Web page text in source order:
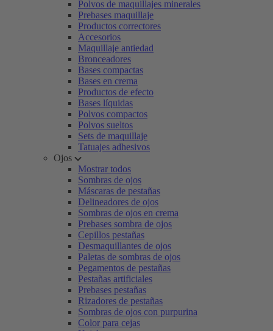
Polvos de maquillajes minerales
Prebases maquillaje
Productos correctores
Accesorios
Maquillaje antiedad
Bronceadores
Bases compactas
Bases en crema
Productos de efecto
Bases líquidas
Polvos compactos
Polvos sueltos
Sets de maquillaje
Tatuajes adhesivos
Ojos
Mostrar todos
Sombras de ojos
Máscaras de pestañas
Delineadores de ojos
Sombras de ojos en crema
Prebases sombra de ojos
Cepillos pestañas
Desmaquillantes de ojos
Paletas de sombras de ojos
Pegamentos de pestañas
Pestañas artificiales
Prebases pestañas
Rizadores de pestañas
Sombras de ojos con purpurina
Color para cejas